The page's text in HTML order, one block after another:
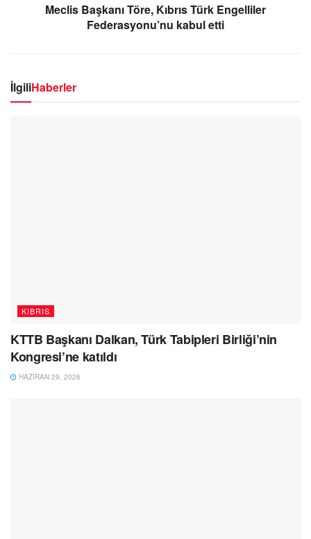
Meclis Başkanı Töre, Kıbrıs Türk Engelliler
Federasyonu’nu kabul etti
İlgiliHaberler
KIBRIS
KTTB Başkanı Dalkan, Türk Tabipleri Birliği’nin
Kongresi’ne katıldı
HAZIRAN 29, 2026